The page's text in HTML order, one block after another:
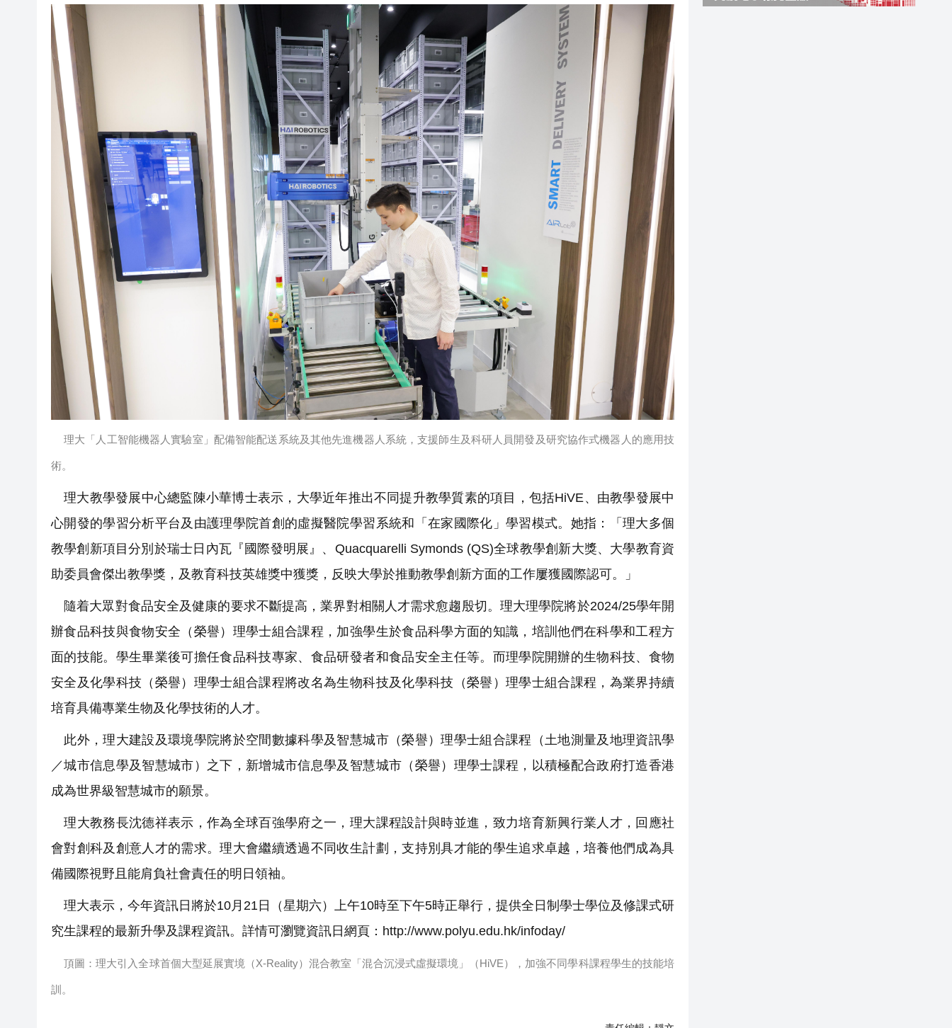
理大「人工智能機器人實驗室」配備智能配送系統及其他先進機器人系統，支援師生及科研人員開發及研究協作式機器人的應用技
術。
理大教學發展中心總監陳小華博士表示，大學近年推出不同提升教學質素的項目，包括HiVE、由教學發展中
心開發的學習分析平台及由護理學院首創的虛擬醫院學習系統和「在家國際化」學習模式。她指：「理大多個
教學創新項目分別於瑞士日內瓦『國際發明展』、Quacquarelli Symonds (QS)全球教學創新大獎、大學教育資
助委員會傑出教學獎，及教育科技英雄獎中獲獎，反映大學於推動教學創新方面的工作屢獲國際認可。」
隨着大眾對食品安全及健康的要求不斷提高，業界對相關人才需求愈趨殷切。理大理學院將於2024/25學年開
辦食品科技與食物安全（榮譽）理學士組合課程，加強學生於食品科學方面的知識，培訓他們在科學和工程方
面的技能。學生畢業後可擔任食品科技專家、食品研發者和食品安全主任等。而理學院開辦的生物科技、食物
安全及化學科技（榮譽）理學士組合課程將改名為生物科技及化學科技（榮譽）理學士組合課程，為業界持續
培育具備專業生物及化學技術的人才。
此外，理大建設及環境學院將於空間數據科學及智慧城市（榮譽）理學士組合課程（土地測量及地理資訊學
／城市信息學及智慧城市）之下，新增城市信息學及智慧城市（榮譽）理學士課程，以積極配合政府打造香港
成為世界級智慧城市的願景。
理大教務長沈德祥表示，作為全球百強學府之一，理大課程設計與時並進，致力培育新興行業人才，回應社
會對創科及創意人才的需求。理大會繼續透過不同收生計劃，支持別具才能的學生追求卓越，培養他們成為具
備國際視野且能肩負社會責任的明日領袖。
理大表示，今年資訊日將於10月21日（星期六）上午10時至下午5時正舉行，提供全日制學士學位及修課式研
究生課程的最新升學及課程資訊。詳情可瀏覽資訊日網頁：http://www.polyu.edu.hk/infoday/
頂圖：理大引入全球首個大型延展實境（X-Reality）混合教室「混合沉浸式虛擬環境」（HiVE），加強不同學科課程學生的技能培
訓。